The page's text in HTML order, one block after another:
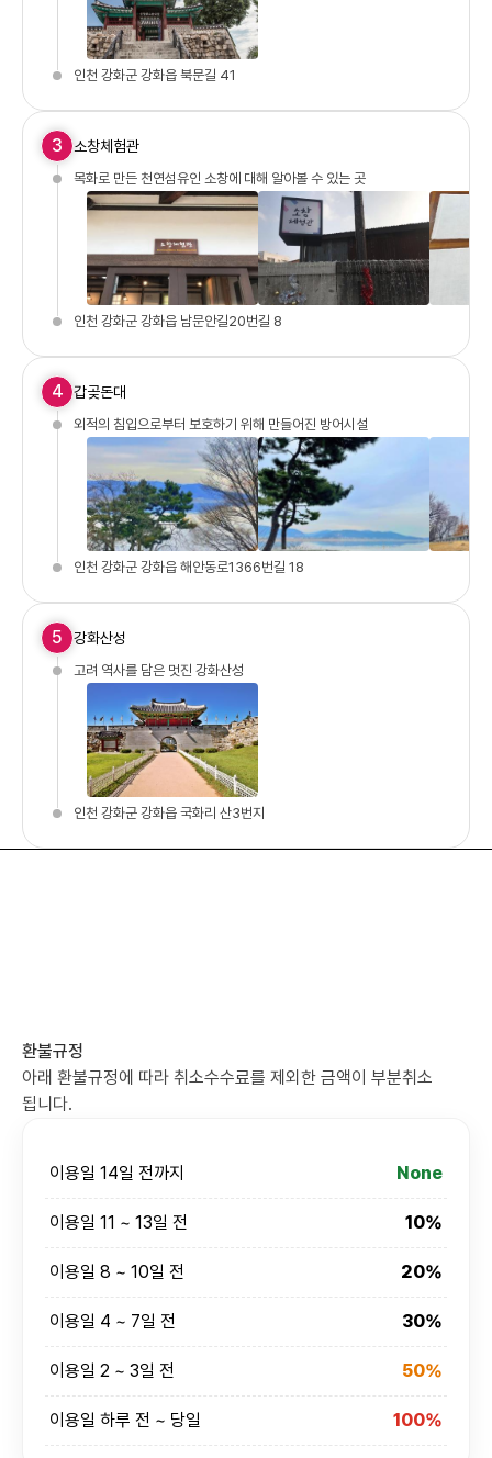
인천 강화군 강화읍 북문길 41
3 소창체험관
목화로 만든 천연섬유인 소창에 대해 알아볼 수 있는 곳
인천 강화군 강화읍 남문안길20번길 8
4 갑곶돈대
외적의 침입으로부터 보호하기 위해 만들어진 방어시설
인천 강화군 강화읍 해안동로1366번길 18
5 강화산성
고려 역사를 담은 멋진 강화산성
인천 강화군 강화읍 국화리 산3번지
환불규정
아래 환불규정에 따라 취소수수료를 제외한 금액이 부분취소
됩니다.
이용일 14일 전까지 None
이용일 11 ~ 13일 전 10%
이용일 8 ~ 10일 전 20%
이용일 4 ~ 7일 전 30%
이용일 2 ~ 3일 전 50%
이용일 하루 전 ~ 당일 100%